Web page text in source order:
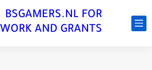
BSGAMERS.NL FOR
WORK AND GRANTS